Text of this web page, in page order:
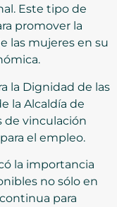
Este tipo de
promover la
las mujeres en su
la Dignidad de las
la Alcaldía de
de vinculación
el empleo.
la importancia
no sólo en
para